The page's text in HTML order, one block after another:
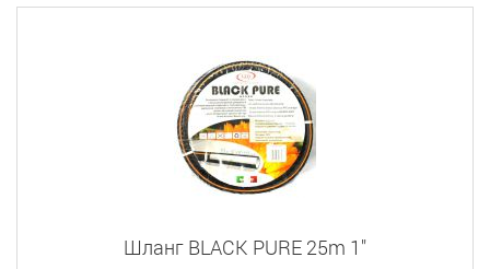
Шланг BLACK PURE 25m 1"